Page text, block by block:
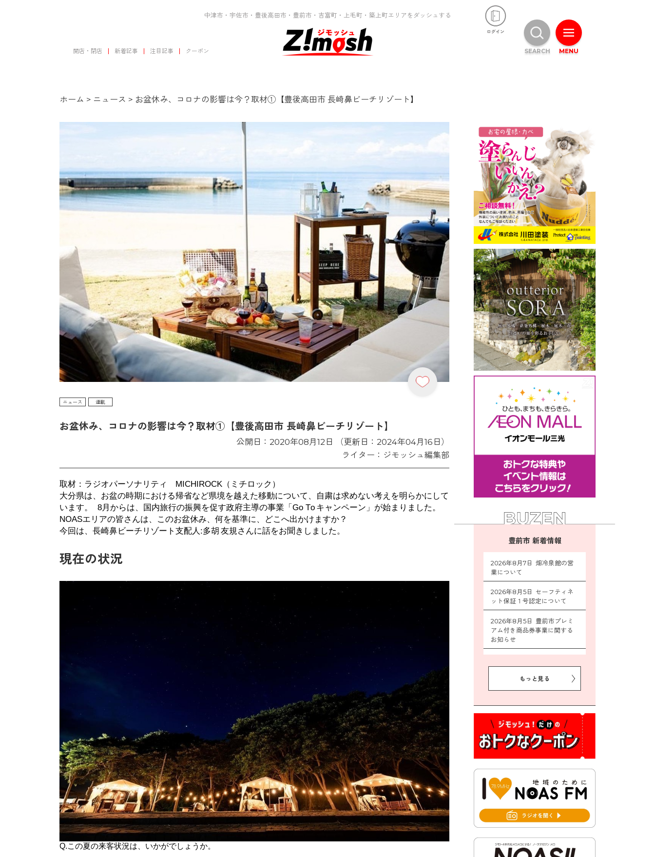
中津市・宇佐市・豊後高田市・豊前市・吉富町・上毛町・築上町エリアをダッシュする
開店・閉店 新着記事 注目記事 クーポン
ホーム > ニュース > お盆休み、コロナの影響は今？取材①【豊後高田市 長崎鼻ビーチリゾート】
ニュース 連載
お盆休み、コロナの影響は今？取材①【豊後高田市 長崎鼻ビーチリゾート】
公開日：2020年08月12日 （更新日：2024年04月16日）
ライター：ジモッシュ編集部
取材： ラジオパーソナリティ MICHIROCK （ミチロック）
大分県は、お盆の時期における帰省など県境を越えた移動について、自粛は求めない考えを明らかにして
います。
8月からは、国内旅行の振興を促す政府主導の事業「Go To キャンペーン」が始まりました。
NOASエリアの皆さんは、このお盆休み、何を基準に、どこへ出かけますか？
今回は、 長崎鼻ビーチリゾート 支配人 :多胡 友規さんに話をお聞きしました 。
現在の状況
Q.この夏の来客状況は、いかがでしょうか。
豊前市 新着情報
2026年8月7日 畑冷泉館の営
業について
2026年8月5日 セーフティネ
ット保証１号認定について
2026年8月5日 豊前市プレミ
アム付き商品券事業に関する
お知らせ
ン作戦参加者募集
対抗「福岡駅伝」出場選手募
集！
2026年7月31日 第６次豊前市
総合計画後期基本計画策定業
書が変わります！
もっと見る
MENU
SEARCH